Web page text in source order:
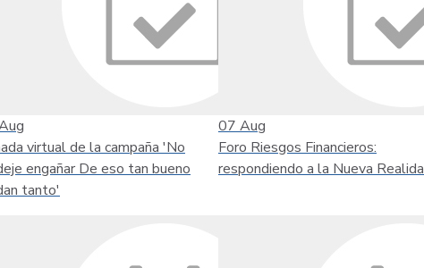
virtual de la campaña 'No
engañar De eso tan bueno
tanto'
07 Aug
Foro Riesgos Financieros:
respondiendo a la Nueva